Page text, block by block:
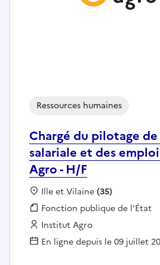
Chargé du pilotage de
salariale et des
Agro - H/F
Ressources humaines
Localisation :
Ille et Vilaine(35)
Fonction publique :
Fonction publique de l'État
Employeur :
Institut Agro
En ligne depuis le 09 juillet